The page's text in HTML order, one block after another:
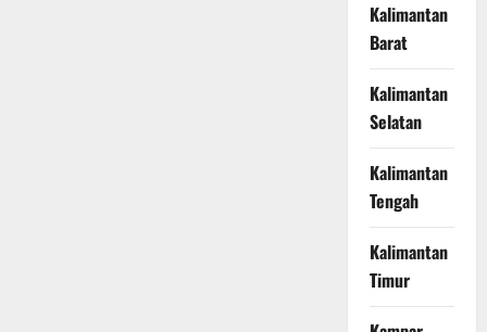
Kalimantan
Barat
Kalimantan
Selatan
Kalimantan
Tengah
Kalimantan
Timur